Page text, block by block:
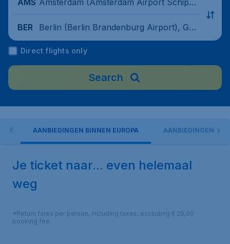
AMS
BER
Berlin (Berlin Brandenburg Airport), Ger
many
Direct flights only
Search
AANBIEDINGEN BINNEN EUROPA AANBIEDINGEN
Je ticket naar... even helemaal
weg
*Return fares per person, including taxes, excluding € 29,90
booking fee.